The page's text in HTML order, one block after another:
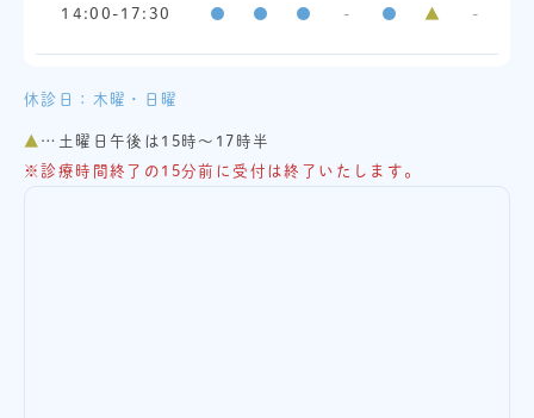
14:00-17:30 ● ● ● - ● ▲ -
休診日：木曜・日曜
▲ …土曜日午後は15時～17時半
※診療時間終了の15分前に受付は終了いたします。